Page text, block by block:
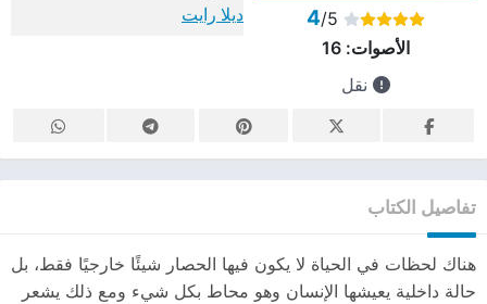
4/5
الأصوات:16
نقل
ديلا رايت
تفاصيل الكتاب
هناك لحظات في الحياة لا يكون فيها الحصار شيئًا خارجيًا فقط، بل
حالة داخلية يعيشها الإنسان وهو محاط بكل شيء ومع ذلك يشعر